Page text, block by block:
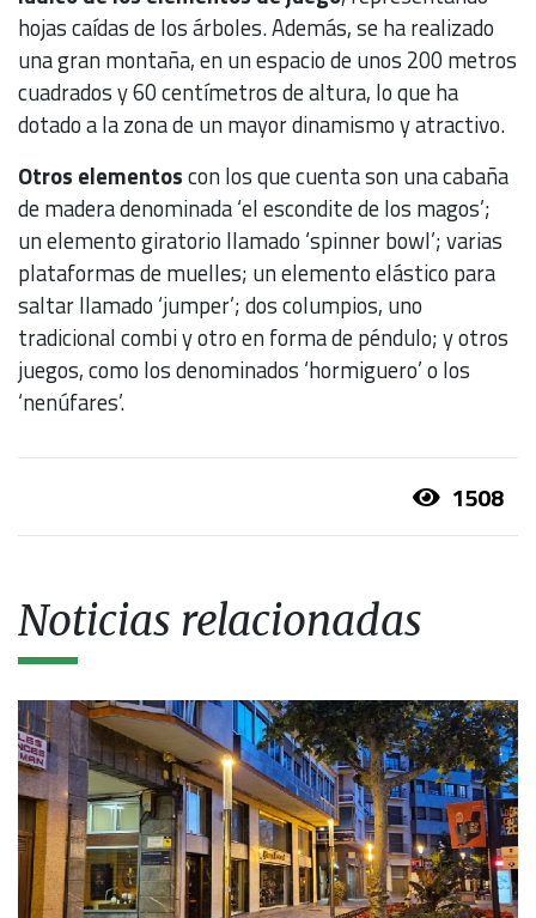
hojas caídas de los árboles. Además, se ha realizado
una gran montaña, en un espacio de unos 200 metros
cuadrados y 60 centímetros de altura, lo que ha
dotado a la zona de un mayor dinamismo y atractivo.
Otros elementoscon los que cuenta son una cabaña
de madera denominada ‘el escondite de los magos’;
un elemento giratorio llamado ‘spinner bowl’; varias
plataformas de muelles; un elemento elástico para
saltar llamado ‘jumper’; dos columpios, uno
tradicional combi y otro en forma de péndulo; y otros
juegos, como los denominados ‘hormiguero’ o los
‘nenúfares’.
1508
Noticias relacionadas